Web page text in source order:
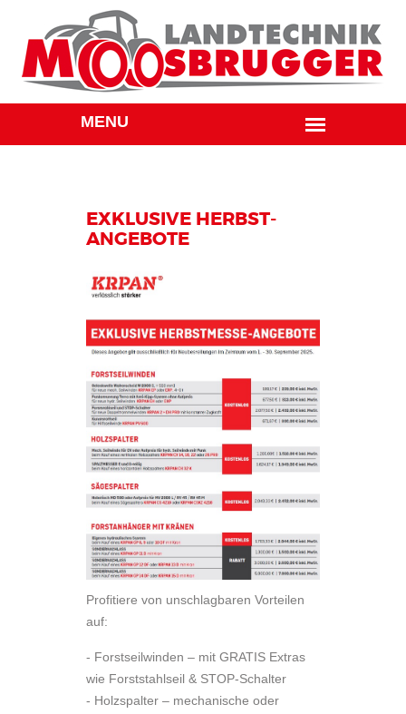
EXKLUSIVE HERBST-
ANGEBOTE
Profitiere von unschlagbaren Vorteilen
auf:
- Forstseilwinden – mit GRATIS Extras
wie Forststahlseil & STOP-Schalter
- Holzspalter – mechanische oder